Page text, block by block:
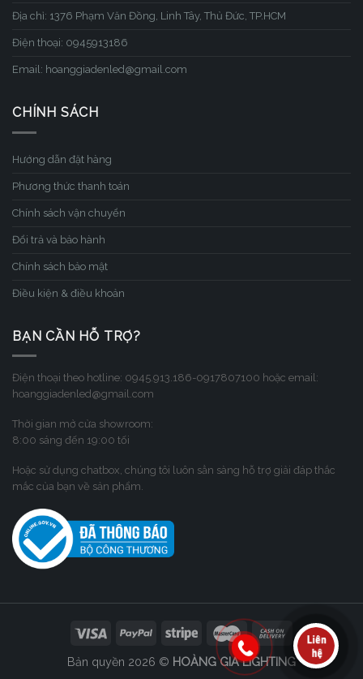
Địa chỉ: 1376 Phạm Văn Đồng, Linh Tây, Thủ Đức, TP.HCM
Điện thoại: 0945913186
Email: hoanggiadenled@gmail.com
CHÍNH SÁCH
Hướng dẫn đặt hàng
Phương thức thanh toán
Chính sách vận chuyển
Đổi trả và bảo hành
Chính sách bảo mật
Điều kiện & điều khoản
BẠN CẦN HỖ TRỢ?
Điện thoại theo hotline: 0945.913.186-0917807100 hoặc email:
hoanggiadenled@gmail.com
Thời gian mở cửa showroom:
8:00 sáng đến 19:00 tối
Hoặc sử dụng chatbox, chúng tôi luôn sẳn sàng hỗ trợ giải đáp thắc
mắc của bạn về sản phẩm.
Bản quyền 2026 © HOÀNG GIA LIGHTING